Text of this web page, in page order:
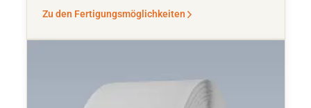
Zu den Fertigungsmöglichkeiten